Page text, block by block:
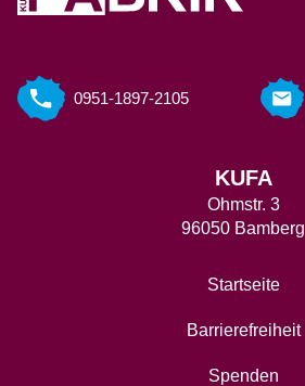
0951-1897-2105
KUFA
Ohmstr. 3
96050 Bamberg
Startseite
Barrierefreiheit
Spenden